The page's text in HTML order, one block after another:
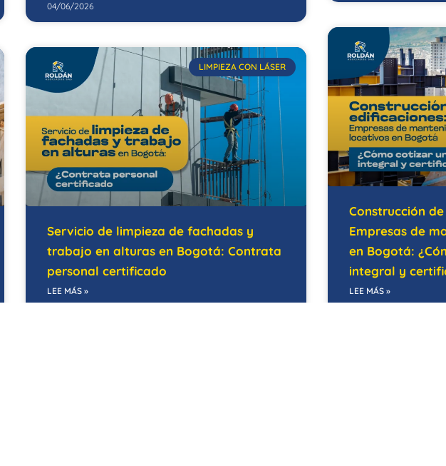
04/06/2026
LIMPIEZA CON LÁSER
Servicio de limpieza de fachadas y
trabajo en alturas en Bogotá: Contrata
personal certificado
LEE MÁS »
Construcción
Empresas de
en Bogotá:
integral y
LEE MÁS »